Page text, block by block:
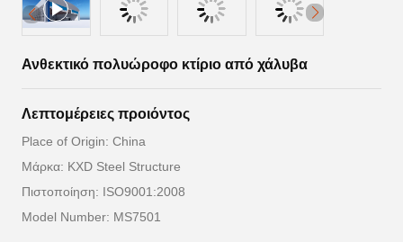
Ανθεκτικό πολυώροφο κτίριο από χάλυβα
Λεπτομέρειες προιόντος
Place of Origin: China
Μάρκα: KXD Steel Structure
Πιστοποίηση: ISO9001:2008
Model Number: MS7501